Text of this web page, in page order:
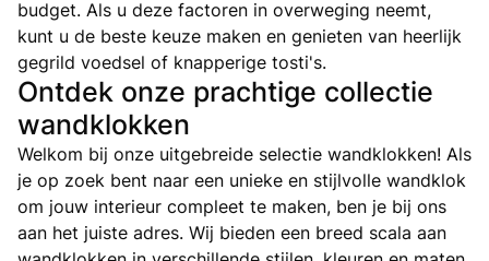
budget. Als u deze factoren in overweging neemt,
kunt u de beste keuze maken en genieten van heerlijk
gegrild voedsel of knapperige tosti's.
Ontdek onze prachtige collectie
wandklokken
Welkom bij onze uitgebreide selectie wandklokken! Als
je op zoek bent naar een unieke en stijlvolle wandklok
om jouw interieur compleet te maken, ben je bij ons
aan het juiste adres. Wij bieden een breed scala aan